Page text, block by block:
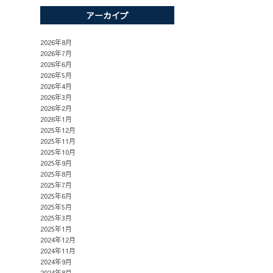
アーカイブ
2026年8月
2026年7月
2026年6月
2026年5月
2026年4月
2026年3月
2026年2月
2026年1月
2025年12月
2025年11月
2025年10月
2025年9月
2025年8月
2025年7月
2025年6月
2025年5月
2025年3月
2025年1月
2024年12月
2024年11月
2024年9月